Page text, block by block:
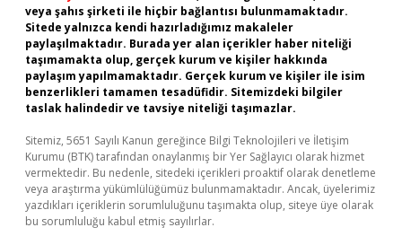
veya şahıs şirketi ile hiçbir bağlantısı bulunmamaktadır.
Sitede yalnızca kendi hazırladığımız makaleler
paylaşılmaktadır. Burada yer alan içerikler haber niteliği
taşımamakta olup, gerçek kurum ve kişiler hakkında
paylaşım yapılmamaktadır. Gerçek kurum ve kişiler ile isim
benzerlikleri tamamen tesadüfidir. Sitemizdeki bilgiler
taslak halindedir ve tavsiye niteliği taşımazlar.
Sitemiz, 5651 Sayılı Kanun gereğince Bilgi Teknolojileri ve İletişim
Kurumu (BTK) tarafından onaylanmış bir Yer Sağlayıcı olarak hizmet
vermektedir. Bu nedenle, sitedeki içerikleri proaktif olarak denetleme
veya araştırma yükümlülüğümüz bulunmamaktadır. Ancak, üyelerimiz
yazdıkları içeriklerin sorumluluğunu taşımakta olup, siteye üye olarak
bu sorumluluğu kabul etmiş sayılırlar.